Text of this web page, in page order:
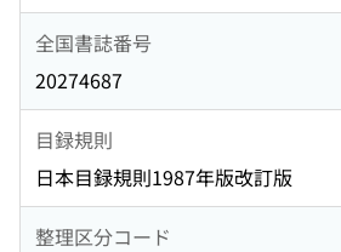
全国書誌番号
20274687
目録規則
日本目録規則1987年版改訂版
整理区分コード